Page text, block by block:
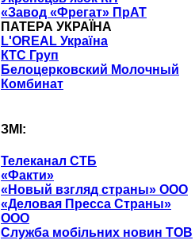
«Завод «Фрегат» ПрАТ
ПАТЕРА УКРАЇНА
L'OREAL Україна
КТС Груп
Белоцерковский Молочный
Комбинат
ЗМІ:
Телеканал СТБ
«Факти»
«Новый взгляд страны» ООО
«Деловая Пресса Страны»
ООО
Служба мобільних новин ТОВ